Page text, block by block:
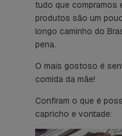
tudo que compramos
produtos são um
longo caminho do
pena.
O mais gostoso é
comida da mãe!
Confiram o que é
capricho e vontade: